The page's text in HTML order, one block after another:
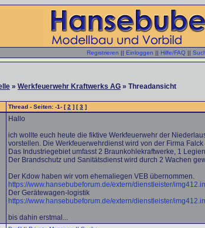
Registrieren || Einloggen || Hilfe/FAQ ||
» Werkfeuerwehr Kraftwerks AG » Threadansicht
Thread - Seiten: -1- [2 ] [3 ]
Hallo
ich wollte euch heute die fiktive Werkfeuerwehr der
vorstellen. Die Werkfeuerwehrdienst wird von der Firma Falck
Das Industriegebiet umfasst 2 Braunkohlekraftwerke, 1
Der Brandschutz und Sanitätsdienst wird durch 2 Wachen
Der Kdow haben wir vom ehemaliegen VEB übernommen.
https://www.hansebubeforum.de/extern/dienstleister/
Der Gerätewagen-logistik
https://www.hansebubeforum.de/extern/dienstleister/
bis dahin erstmal...